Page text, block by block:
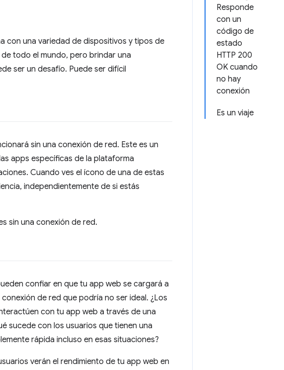
Responde
con un
código de
estado
HTTP 200
OK cuando
no hay
conexión
Es un viaje
con una variedad de dispositivos y tipos de
todo el mundo, pero brindar una
ser un desafío. Puede ser difícil
sin una conexión de red. Este es un
apps específicas de la plataforma
Cuando ves el ícono de una de estas
independientemente de si estás
sin una conexión de red.
confiar en que tu app web se cargará a
de red que podría no ser ideal. ¿Los
con tu app web a través de una
sucede con los usuarios que tienen una
rápida incluso en esas situaciones?
verán el rendimiento de tu app web en